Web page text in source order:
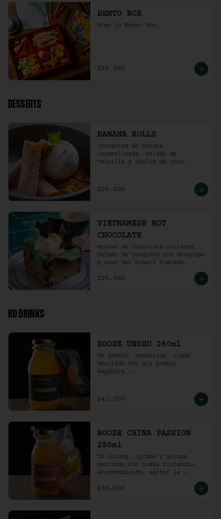
BENTO BOX
Arma tu Bento Box.
$39.000
DESSERTS
BANANA ROLLS
Crocantes de banana
caramelizada, helado de
vainilla y coulis de coco.
$26.000
VIETNAMESE HOT
CHOCOLATE
mousse de chocolate caliente,
helado de jengibre con arequipe
y nuez del brasil tostada.
$25.000
KO DRINKS
BOOZE UNSHU 280ml
Té jazmín, mandarina, limón
mezclado con gin bombay
sapphire.
con hielo al gusto.
$41.000
BOOZE CHINA PASSION
280ml
Té oolong, lychee y gulupa
mezclado con vodka finlandia.
Recomendación: agitar la
con hielo al gusto.
$36.000